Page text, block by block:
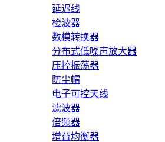
延迟线
检波器
数模转换器
分布式低噪声放大器
压控振荡器
防尘帽
电子可控天线
滤波器
倍频器
增益均衡器